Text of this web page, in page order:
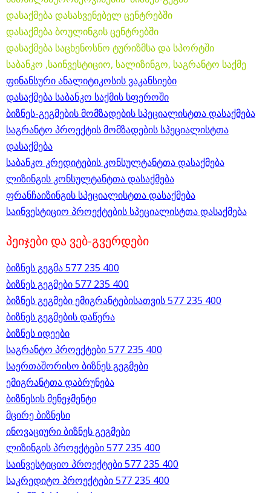
დასაქმება დასასვენებელ ცენტრებში
დასაქმება ბოულინგის ცენტრებში
დასაქმება საცხენოსნო ტურიზმსა და სპორტში
საბანკო ,საინვესტიციო, სალიზინგო, საგრანტო საქმე
ფინანსური ანალიტიკოსის ვაკანსიები
დასაქმება საბანკო საქმის სფეროში
ბიზნეს-გეგმების მომზადების სპეციალისტთა დასაქმება
საგრანტო პროექტის მომზადების სპეციალისტთა
დასაქმება
საბანკო კრედიტების კონსულტანტთა დასაქმება
ლიზინგის კონსულტანტთა დასაქმება
ფრანჩაიზინგის სპეციალისტთა დასაქმება
საინვესტიციო პროექტების სპეციალისტთა დასაქმება
პეიჯები და ვებ-გვერდები
ბიზნეს გეგმა 577 235 400
ბიზნეს გეგმები 577 235 400
ბიზნეს გეგმები ემიგრანტებისათვის 577 235 400
ბიზნეს გეგმების დაწერა
ბიზნეს იდეები
საგრანტო პროექტები 577 235 400
საერთაშორისო ბიზნეს გეგმები
ემიგრანტთა დაბრუნება
ბიზნესის მენეჯმენტი
მცირე ბიზნესი
ინოვაციური ბიზნეს გეგმები
ლიზინგის პროექტები 577 235 400
საინვესტიციო პროექტები 577 235 400
საკრედიტო პროექტები 577 235 400